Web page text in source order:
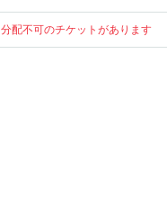
分配不可のチケットがあります